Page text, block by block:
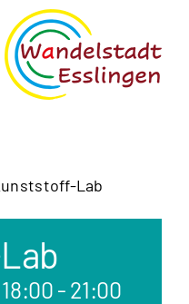
Lab
- 21:00